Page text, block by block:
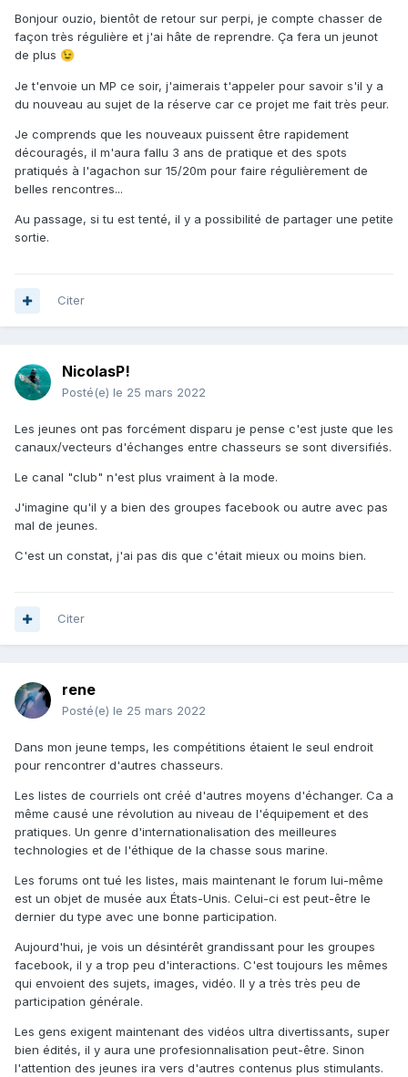
Bonjour ouzio, bientôt de retour sur perpi, je compte chasser de
façon très régulière et j'ai hâte de reprendre. Ça fera un jeunot
de plus 😉
Je t'envoie un MP ce soir, j'aimerais t'appeler pour savoir s'il y a
du nouveau au sujet de la réserve car ce projet me fait très peur.
Je comprends que les nouveaux puissent être rapidement
découragés, il m'aura fallu 3 ans de pratique et des spots
pratiqués à l'agachon sur 15/20m pour faire régulièrement de
belles rencontres...
Au passage, si tu est tenté, il y a possibilité de partager une petite
sortie.
Citer
NicolasP!
Posté(e) le 25 mars 2022
Les jeunes ont pas forcément disparu je pense c'est juste que les
canaux/vecteurs d'échanges entre chasseurs se sont diversifiés.
Le canal "club" n'est plus vraiment à la mode.
J'imagine qu'il y a bien des groupes facebook ou autre avec pas
mal de jeunes.
C'est un constat, j'ai pas dis que c'était mieux ou moins bien.
Citer
rene
Posté(e) le 25 mars 2022
Dans mon jeune temps, les compétitions étaient le seul endroit
pour rencontrer d'autres chasseurs.
Les listes de courriels ont créé d'autres moyens d'échanger. Ca a
même causé une révolution au niveau de l'équipement et des
pratiques. Un genre d'internationalisation des meilleures
technologies et de l'éthique de la chasse sous marine.
Les forums ont tué les listes, mais maintenant le forum lui-même
est un objet de musée aux États-Unis. Celui-ci est peut-être le
dernier du type avec une bonne participation.
Aujourd'hui, je vois un désintérêt grandissant pour les groupes
facebook, il y a trop peu d'interactions. C'est toujours les mêmes
qui envoient des sujets, images, vidéo. Il y a très très peu de
participation générale.
Les gens exigent maintenant des vidéos ultra divertissants, super
bien édités, il y aura une profesionnalisation peut-être. Sinon
l'attention des jeunes ira vers d'autres contenus plus stimulants.